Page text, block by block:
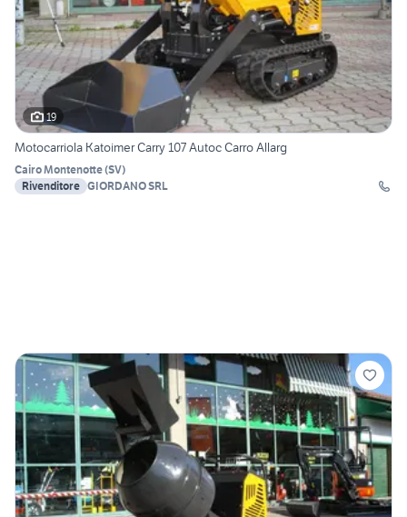
19
Motocarriola Katoimer Carry 107 Autoc Carro Allarg
Cairo Montenotte(SV)
Rivenditore GIORDANO SRL